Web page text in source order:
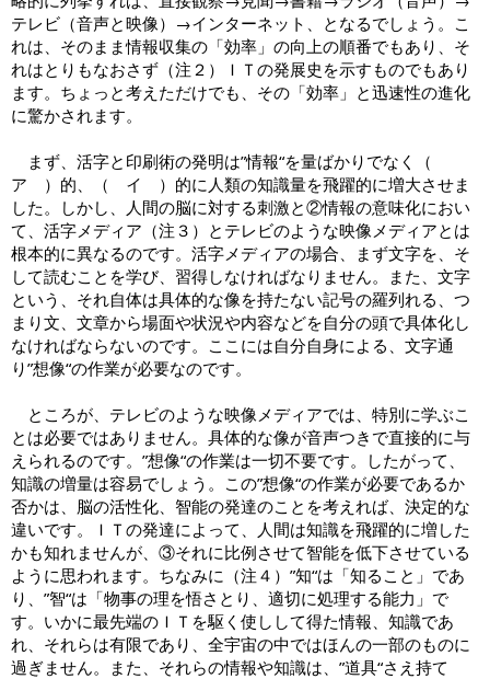
テレビ（音声と映像）→インターネット、となるでしょう。こ
れは、そのまま情報収集の「効率」の向上の順番でもあり、そ
れはとりもなおさず（注２）ＩＴの発展史を示すものでもあり
ます。ちょっと考えただけでも、その「効率」と迅速性の進化
に驚かされます。
まず、活字と印刷術の発明は”情報“を量ばかりでなく（
ア ）的、（ イ ）的に人類の知識量を飛躍的に増大させま
した。しかし、人間の脳に対する刺激と②情報の意味化におい
て、活字メディア（注３）とテレビのような映像メディアとは
根本的に異なるのです。活字メディアの場合、まず文字を、そ
して読むことを学び、習得しなければなりません。また、文字
という、それ自体は具体的な像を持たない記号の羅列れる、つ
まり文、文章から場面や状況や内容などを自分の頭で具体化し
なければならないのです。ここには自分自身による、文字通
り”想像“の作業が必要なのです。
ところが、テレビのような映像メディアでは、特別に学ぶこ
とは必要ではありません。具体的な像が音声つきで直接的に与
えられるのです。”想像“の作業は一切不要です。したがって、
知識の増量は容易でしょう。この”想像“の作業が必要であるか
否かは、脳の活性化、智能の発達のことを考えれば、決定的な
違いです。ＩＴの発達によって、人間は知識を飛躍的に増した
かも知れませんが、③それに比例させて智能を低下させている
ように思われます。ちなみに（注４）”知“は「知ること」であ
り、”智“は「物事の理を悟さとり、適切に処理する能力」で
す。いかに最先端のＩＴを駆く使しして得た情報、知識であ
れ、それらは有限であり、全宇宙の中ではほんの一部のものに
過ぎません。また、それらの情報や知識は、”道具“さえ持て